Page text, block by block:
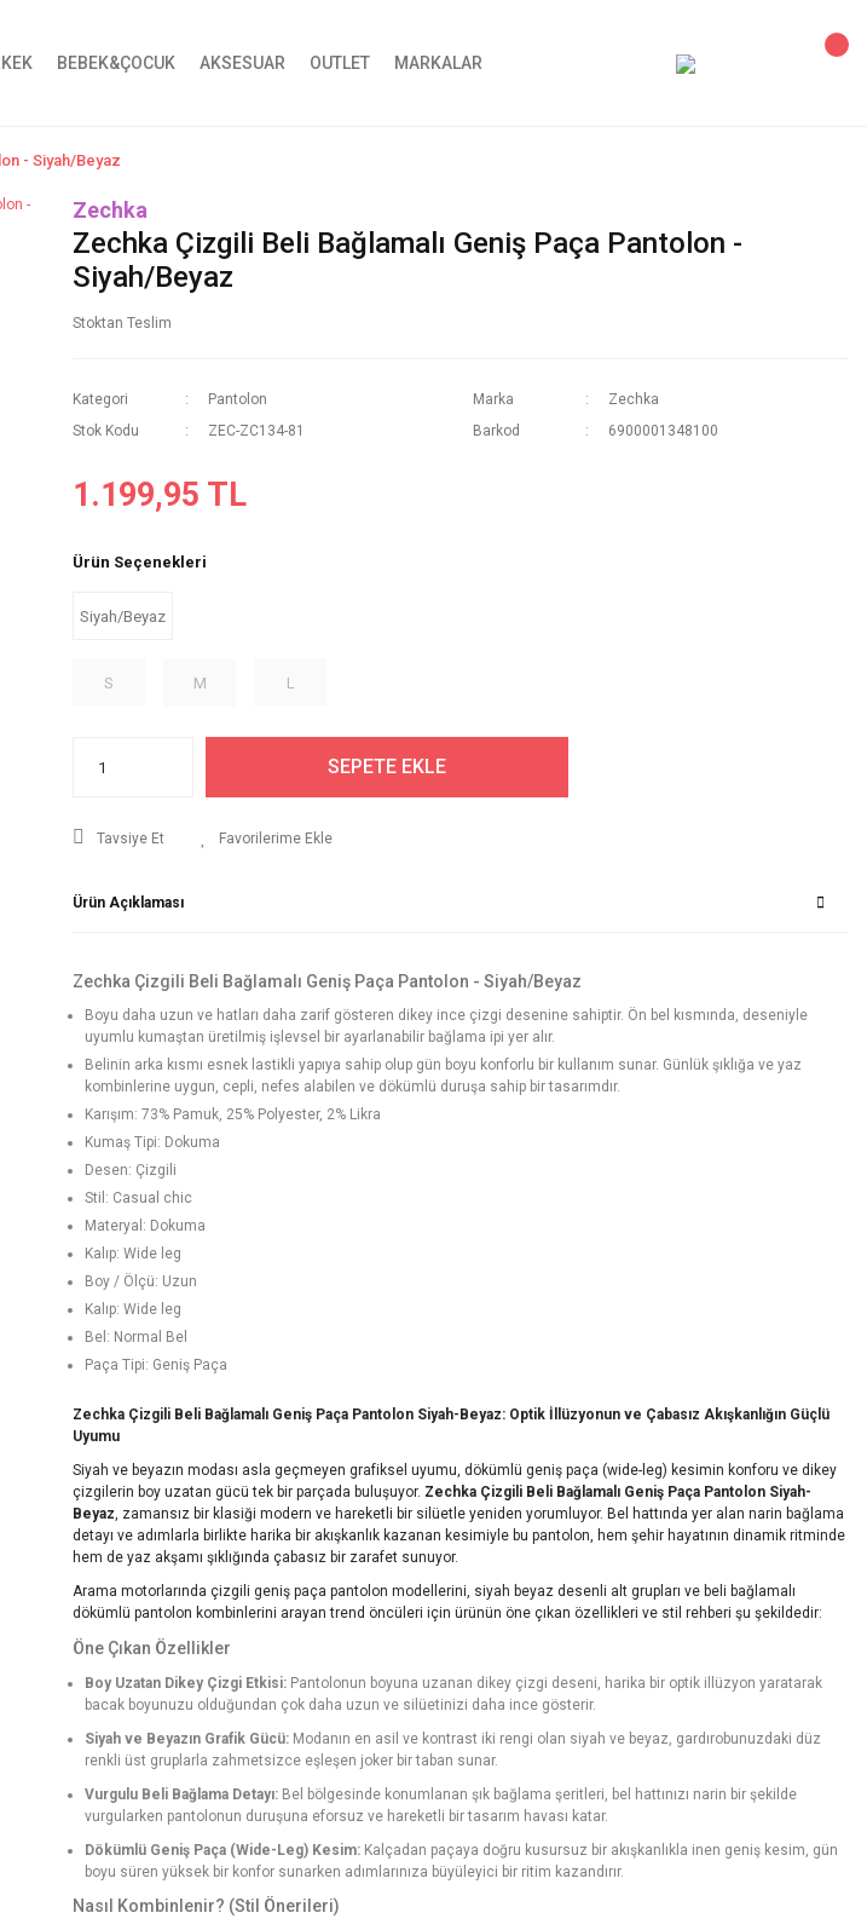
BEBEK&ÇOCUK AKSESUAR OUTLET MARKALAR
- Siyah/Beyaz
Zechka
Zechka Çizgili Beli Bağlamalı Geniş Paça Pantolon -
Siyah/Beyaz
Stoktan Teslim
Kategori Pantolon Marka
Zechka
Stok Kodu
ZEC-ZC134-81 Barkod 6900001348100
1.199,95 TL
Ürün Seçenekleri
Siyah/Beyaz
S M L
SEPETE EKLE
Tavsiye Et
Ürün Açıklaması
Zechka Çizgili Beli Bağlamalı Geniş Paça Pantolon - Siyah/Beyaz
Boyu daha uzun ve hatları daha zarif gösteren dikey ince çizgi desenine sahiptir. Ön bel kısmında, deseniyle
uyumlu kumaştan üretilmiş işlevsel bir ayarlanabilir bağlama ipi yer alır.
Belinin arka kısmı esnek lastikli yapıya sahip olup gün boyu konforlu bir kullanım sunar. Günlük şıklığa ve yaz
kombinlerine uygun, cepli, nefes alabilen ve dökümlü duruşa sahip bir tasarımdır.
Karışım: 73% Pamuk, 25% Polyester, 2% Likra
Kumaş Tipi: Dokuma
Desen: Çizgili
Stil: Casual chic
Materyal: Dokuma
Kalıp: Wide leg
Boy / Ölçü: Uzun
Kalıp: Wide leg
Bel: Normal Bel
Paça Tipi: Geniş Paça
Zechka Çizgili Beli Bağlamalı Geniş Paça Pantolon Siyah-Beyaz: Optik İllüzyonun ve Çabasız Akışkanlığın Güçlü
Uyumu
Siyah ve beyazın modası asla geçmeyen grafiksel uyumu, dökümlü geniş paça (wide-leg) kesimin konforu ve dikey
çizgilerin boy uzatan gücü tek bir parçada buluşuyor. Zechka Çizgili Beli Bağlamalı Geniş Paça Pantolon Siyah-
Beyaz, zamansız bir klasiği modern ve hareketli bir silüetle yeniden yorumluyor. Bel hattında yer alan narin bağlama
detayı ve adımlarla birlikte harika bir akışkanlık kazanan kesimiyle bu pantolon, hem şehir hayatının dinamik ritminde
hem de yaz akşamı şıklığında çabasız bir zarafet sunuyor.
Arama motorlarında çizgili geniş paça pantolon modellerini, siyah beyaz desenli alt grupları ve beli bağlamalı
dökümlü pantolon kombinlerini arayan trend öncüleri için ürünün öne çıkan özellikleri ve stil rehberi şu şekildedir:
Öne Çıkan Özellikler
Boy Uzatan Dikey Çizgi Etkisi: Pantolonun boyuna uzanan dikey çizgi deseni, harika bir optik illüzyon yaratarak
bacak boyunuzu olduğundan çok daha uzun ve silüetinizi daha ince gösterir.
Siyah ve Beyazın Grafik Gücü: Modanın en asil ve kontrast iki rengi olan siyah ve beyaz, gardırobunuzdaki düz
renkli üst gruplarla zahmetsizce eşleşen joker bir taban sunar.
Vurgulu Beli Bağlama Detayı: Bel bölgesinde konumlanan şık bağlama şeritleri, bel hattınızı narin bir şekilde
vurgularken pantolonun duruşuna eforsuz ve hareketli bir tasarım havası katar.
Dökümlü Geniş Paça (Wide-Leg) Kesim: Kalçadan paçaya doğru kusursuz bir akışkanlıkla inen geniş kesim, gün
boyu süren yüksek bir konfor sunarken adımlarınıza büyüleyici bir ritim kazandırır.
Nasıl Kombinlenir? (Stil Önerileri)